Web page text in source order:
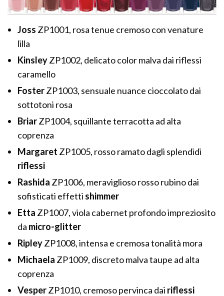
Joss ZP1001, rosa tenue cremoso con venature
lilla
KinsleyZP1002, delicato color malva dai riflessi
caramello
FosterZP1003, sensuale nuance cioccolato dai
sottotoni rosa
BriarZP1004, squillante terracotta ad alta
coprenza
Margaret ZP1005, rosso ramato dagli splendidi
riflessi
Rashida ZP1006, meraviglioso rosso rubino dai
sofisticati effetti shimmer
Etta ZP1007, viola cabernet profondo impreziosito
da micro-glitter
RipleyZP1008, intensa e cremosa tonalità mora
Michaela ZP1009, discreto malva taupe ad alta
coprenza
VesperZP1010, cremoso pervinca dai riflessi